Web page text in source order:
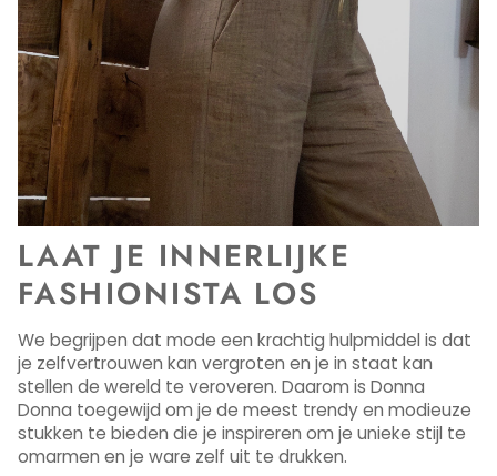
LAAT JE INNERLIJKE
FASHIONISTA LOS
We begrijpen dat mode een krachtig hulpmiddel is dat
je zelfvertrouwen kan vergroten en je in staat kan
stellen de wereld te veroveren. Daarom is Donna
Donna toegewijd om je de meest trendy en modieuze
stukken te bieden die je inspireren om je unieke stijl te
omarmen en je ware zelf uit te drukken.